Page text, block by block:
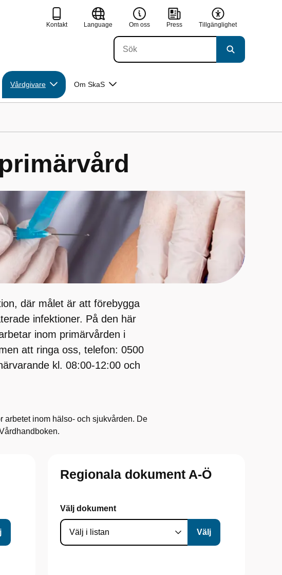
Kontakt Language Om oss Press Tillgänglighet
Vårdgivare Om SkaS
där målet är att förebygga
infektioner. På den här
inom primärvården i
att ringa oss, telefon: 0500
kl. 08:00-12:00 och
arbetet inom hälso- och sjukvården. De
Regionala dokument A-Ö
Välj dokument